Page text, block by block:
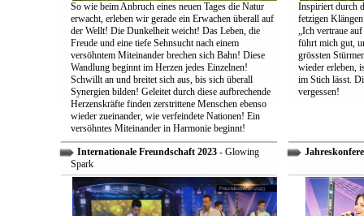
So wie beim Anbruch eines neuen Tages die Natur
erwacht, erleben wir gerade ein Erwachen überall auf
der Wellt! Die Dunkelheit weicht! Das Leben, die
Freude und eine tiefe Sehnsucht nach einem
versöhntem Miteinander brechen sich Bahn! Diese
Wandlung beginnt im Herzen jedes Einzelnen!
Schwillt an und breitet sich aus, bis sich überall
Synergien bilden! Geleitet durch diese aufbrechende
Herzenskräfte finden zerstrittene Menschen ebenso
wieder zueinander, wie verfeindete Nationen! Ein
versöhntes Miteinander in Harmonie beginnt!
Inspiriert durch
fetzigen
„Ich vertraue
führt mich gut,
grössten
wieder erleben,
im Stich lässt.
vergessen!
Internationale Freundschaft 2023- Glowing
Spark